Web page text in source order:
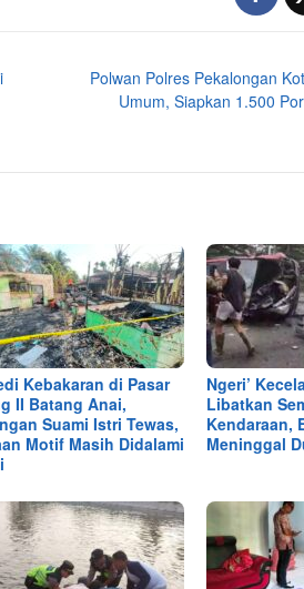
Polwan Polres Pekalongan
Umum, Siapkan 1.500
Kebakaran di Pasar
II Batang Anai,
Suami Istri Tewas,
Motif Masih Didalami
Ngeri’
Libatkan
Kendaraan,
Meninggal